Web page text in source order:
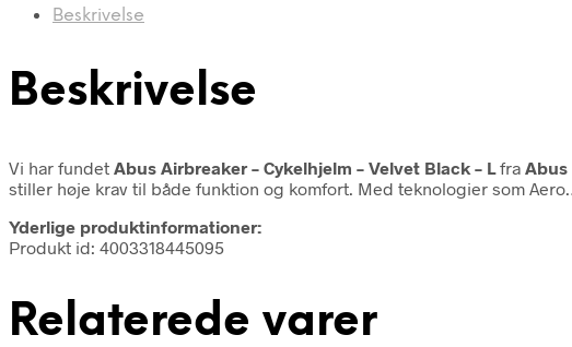
Beskrivelse
Beskrivelse
Vi har fundet Abus Airbreaker – Cykelhjelm – Velvet Black – L fra Abus
stiller høje krav til både funktion og komfort. Med teknologier som Aero…
Yderlige produktinformationer:
Produkt id: 4003318445095
Relaterede varer